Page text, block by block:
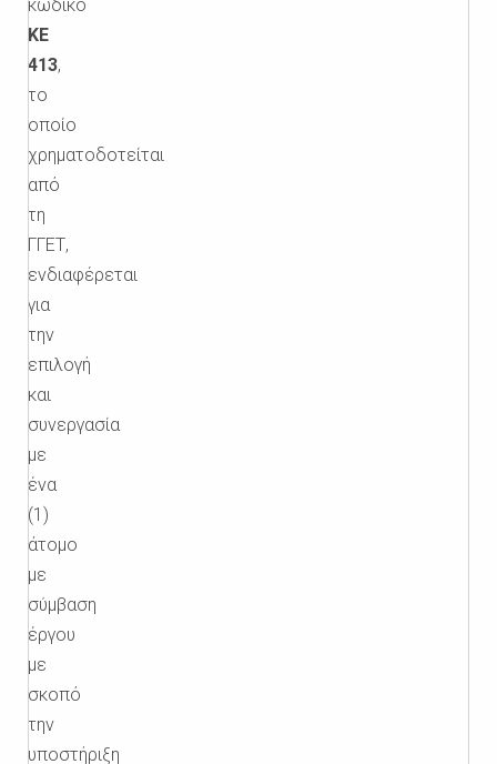
κωδικό
ΚΕ
413,
το
οποίο
χρηματοδοτείται
από
τη
ΓΓΕΤ,
ενδιαφέρεται
για
την
επιλογή
και
συνεργασία
με
ένα
(1)
άτομο
με
σύμβαση
έργου
με
σκοπό
την
υποστήριξη